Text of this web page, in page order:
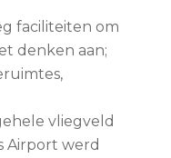
faciliteiten om
denken aan;
vliegveld
Airport werd